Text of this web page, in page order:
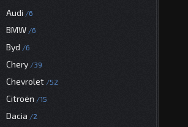
Audi 6
BMW 6
Byd 6
Chery 39
Chevrolet 52
Citroën 15
Dacia 2